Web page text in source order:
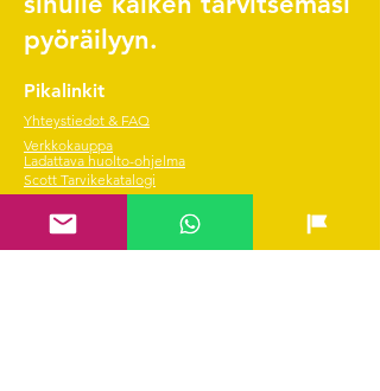
pyöräilyyn.
Pikalinkit
Yhteystiedot & FAQ
Verkkokauppa
Ladattava huolto-ohjelma
Scott Tarvikekatalogi
Edustetut merkit
Hae SVEA rahoitus